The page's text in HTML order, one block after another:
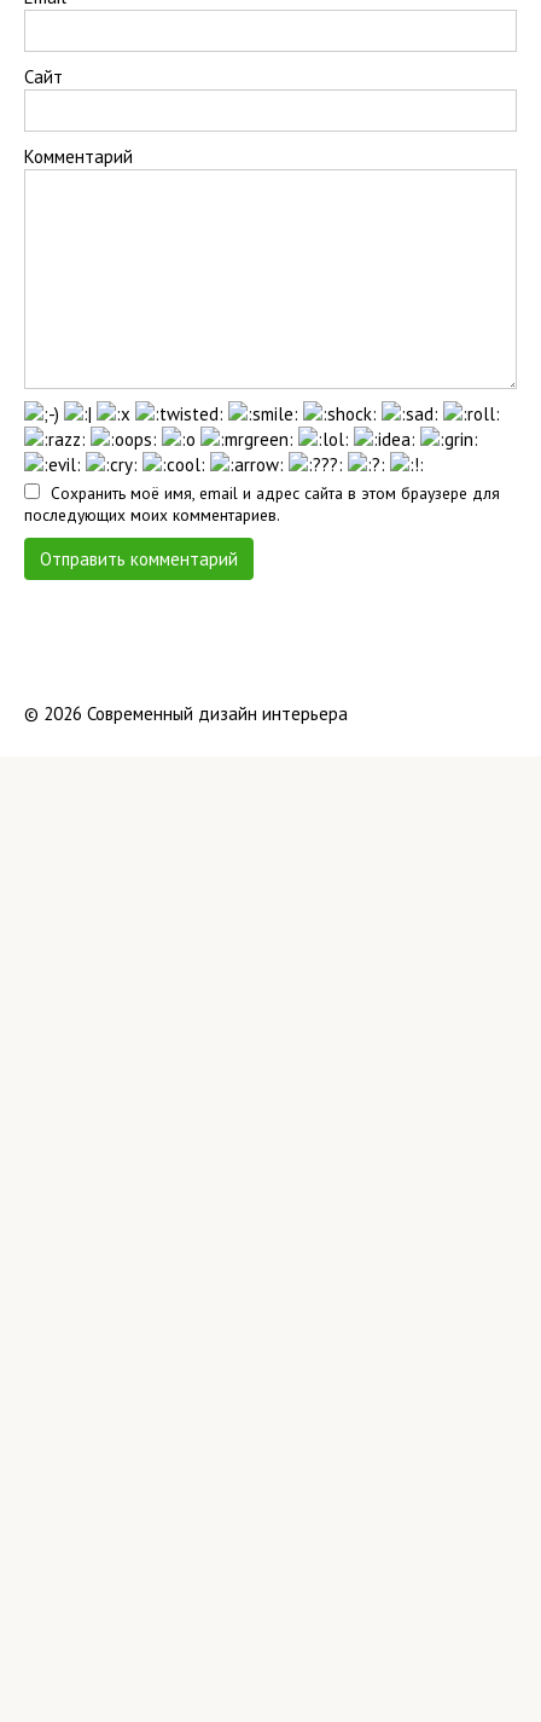
Сайт
Комментарий
Сохранить моё имя, email и адрес сайта в этом браузере для
последующих моих комментариев.
© 2026 Современный дизайн интерьера